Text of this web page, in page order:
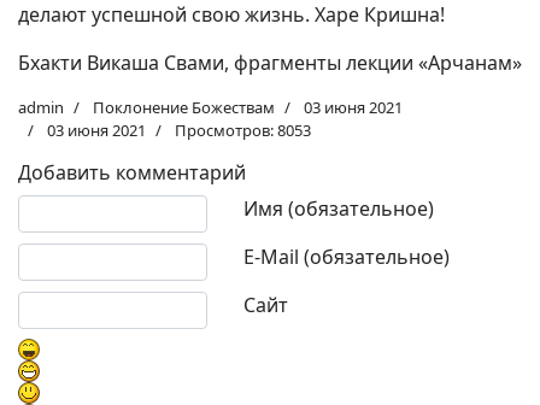
делают успешной свою жизнь. Харе Кришна!
Бхакти Викаша Свами, фрагменты лекции «Арчанам»
admin Поклонение Божествам
03 июня 2021
03 июня 2021
Просмотров: 8053
Добавить комментарий
Имя (обязательное)
E-Mail (обязательное)
Сайт
Текст комментария